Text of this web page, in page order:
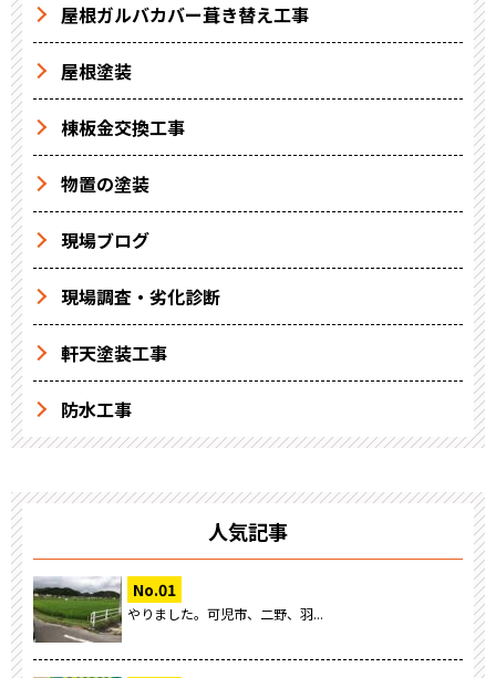
屋根ガルバカバー葺き替え工事
屋根塗装
棟板金交換工事
物置の塗装
現場ブログ
現場調査・劣化診断
軒天塗装工事
防水工事
人気記事
やりました。可児市、二野、羽...